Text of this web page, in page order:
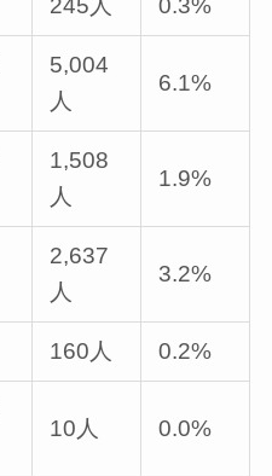
5,004
人
6.1%
1,508
人
1.9%
2,637
人
3.2%
160人 0.2%
10人 0.0%